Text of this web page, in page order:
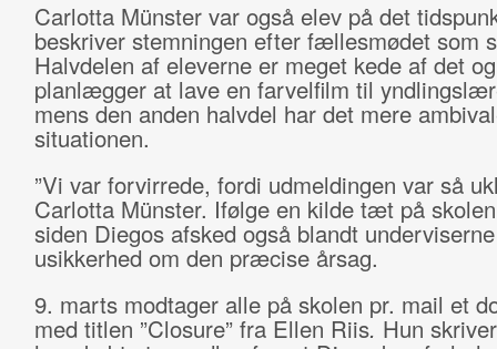
Carlotta Münster var også elev på det
beskriver stemningen efter fællesmødet som
Halvdelen af eleverne er meget kede af det og
planlægger at lave en farvelfilm til
mens den anden halvdel har det mere
situationen.
”Vi var forvirrede, fordi udmeldingen var så
Carlotta Münster. Ifølge en kilde tæt på
siden Diegos afsked også blandt
usikkerhed om den præcise årsag.
9. marts modtager alle på skolen pr. mail et
med titlen ”Closure” fra Ellen Riis. Hun